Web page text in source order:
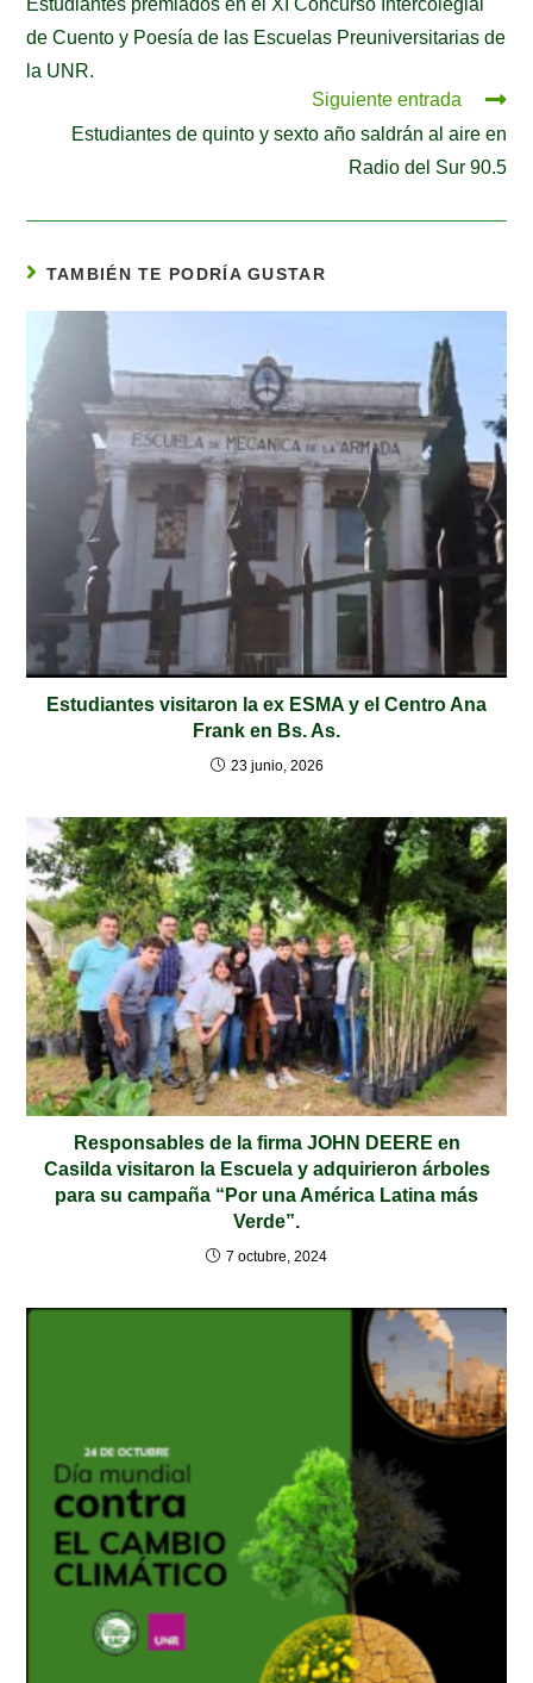
Estudiantes premiados en el XI Concurso Intercolegial
de Cuento y Poesía de las Escuelas Preuniversitarias de
la UNR.
Siguiente entrada
Estudiantes de quinto y sexto año saldrán al aire en
Radio del Sur 90.5
TAMBIÉN TE PODRÍA GUSTAR
Estudiantes visitaron la ex ESMA y el Centro Ana
Frank en Bs. As.
23 junio, 2026
Responsables de la firma JOHN DEERE en
Casilda visitaron la Escuela y adquirieron árboles
para su campaña “Por una América Latina más
Verde”.
7 octubre, 2024